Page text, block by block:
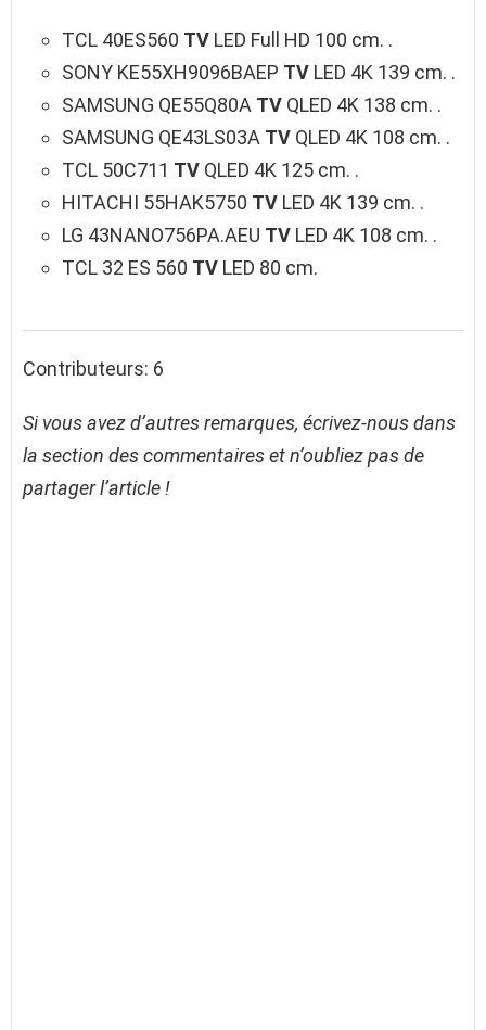
TCL 40ES560 TV LED Full HD 100 cm. .
SONY KE55XH9096BAEP TV LED 4K 139 cm. .
SAMSUNG QE55Q80A TV QLED 4K 138 cm. .
SAMSUNG QE43LS03A TV QLED 4K 108 cm. .
TCL 50C711 TV QLED 4K 125 cm. .
HITACHI 55HAK5750 TV LED 4K 139 cm. .
LG 43NANO756PA.AEU TV LED 4K 108 cm. .
TCL 32 ES 560 TV LED 80 cm.
Contributeurs: 6
Si vous avez d’autres remarques, écrivez-nous dans
la section des commentaires et n’oubliez pas de
partager l’article !